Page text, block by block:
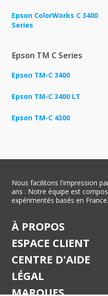
Epson ColorWorks C 3400
Series
Epson TM C Series
Epson TM-C 3400
Epson TM-C 3400 LT
Epson TM-C 4300
Nous facilitons l'impression
ans . Notre équipe est
expérimentés basés en France.
À PROPOS
ESPACE CLIENT
CENTRE D'AIDE
LÉGAL
MARQUES